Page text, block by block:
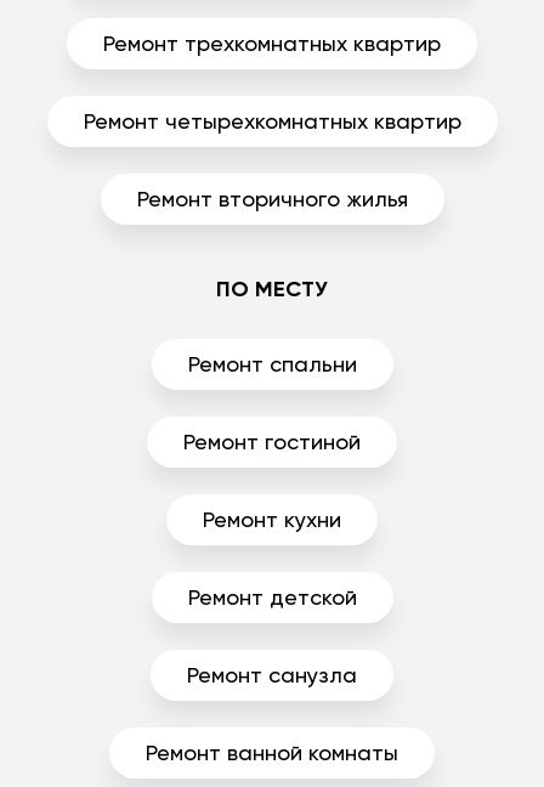
Ремонт трехкомнатных квартир
Ремонт четырехкомнатных квартир
Ремонт вторичного жилья
ПО МЕСТУ
Ремонт спальни
Ремонт гостиной
Ремонт кухни
Ремонт детской
Ремонт санузла
Ремонт ванной комнаты